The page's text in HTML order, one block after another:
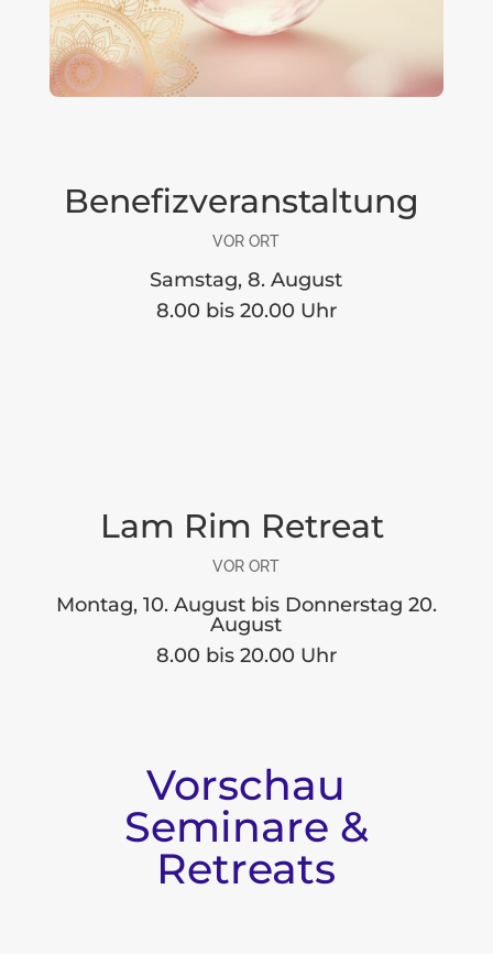
Benefizveranstaltung
VOR ORT
Samstag, 8. August
8.00 bis 20.00 Uhr
Lam Rim Retreat
VOR ORT
Montag, 10. August bis Donnerstag 20.
August
8.00 bis 20.00 Uhr
Vorschau
Seminare &
Retreats